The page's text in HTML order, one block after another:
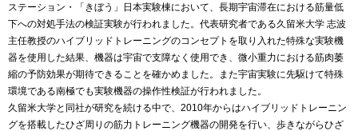
ステーション・「きぼう」日本実験棟において、長期宇宙滞在における筋量低
下への対処手法の検証実験が行われました。代表研究者である久留米大学 志波
主任教授のハイブリッドトレーニングのコンセプトを取り入れた特殊な実験機
器を使用した結果、機器は宇宙で支障なく使用でき、微小重力における筋肉萎
縮の予防効果が期待できることを確かめました。また宇宙実験に先駆けて特殊
環境である南極でも実験機器の操作性検証が行われました。
久留米大学と同社が研究を続ける中で、2010年からはハイブリッドトレーニン
グを搭載したひざ周りの筋力トレーニング機器の開発を行い、歩きながらひざ